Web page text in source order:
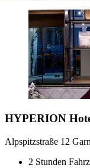
HYPERION
Alpspitzstraße 12
2 Stunden